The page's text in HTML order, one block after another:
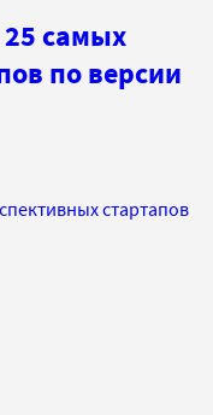
самых
по версии
стартапов